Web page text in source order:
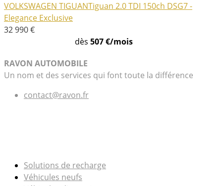
VOLKSWAGEN TIGUANTiguan 2.0 TDI 150ch DSG7 -
Elegance Exclusive
32 990 €
dès 507 €/mois
RAVON AUTOMOBILE
Un nom et des services qui font toute la différence
contact@ravon.fr
Solutions de recharge
Véhicules neufs